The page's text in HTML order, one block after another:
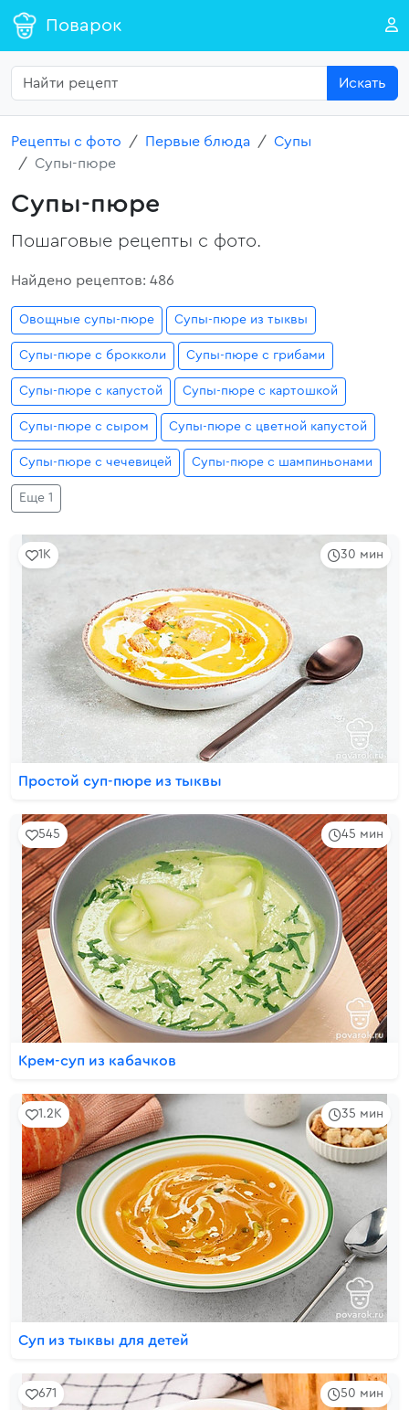
Поварок
Искать
Рецепты с фото Первые блюда
Супы
Супы-пюре
Супы-пюре
Пошаговые рецепты с фото.
Найдено рецептов: 486
Овощные супы-пюре Супы-пюре из тыквы
Супы-пюре с брокколи Супы-пюре с грибами
Супы-пюре с капустой Супы-пюре с картошкой
Супы-пюре с сыром Супы-пюре с цветной капустой
Супы-пюре с чечевицей Супы-пюре с шампиньонами
Еще 1
30 мин
1K
Простой суп-пюре из тыквы
45 мин
545
Крем-суп из кабачков
35 мин
1.2K
Суп из тыквы для детей
50 мин
671